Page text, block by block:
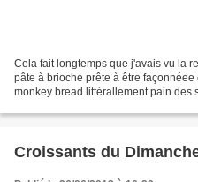
Cela fait longtemps que j'avais vu la
pâte à brioche prête à être façonnéee
monkey bread littérallement pain des
Croissants du